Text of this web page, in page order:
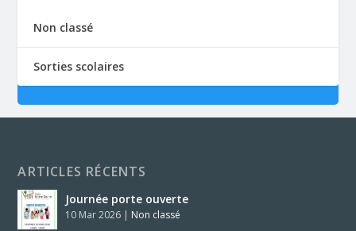
Non classé
Sorties scolaires
ARTICLES RÉCENTS
Journée porte ouverte
10 Mar 2026 | Non classé